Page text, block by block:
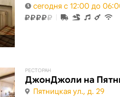
сегодня с 12:00 до
РЕСТОРАН
ДжонДжоли на
Пятницкая ул., д. 29